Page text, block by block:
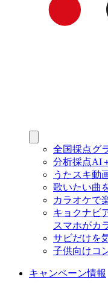
全国採点グ
分析採点AI
うたスキ動
歌いたい曲
カラオケで
キョクナビ
スマホがカ
サビだけを
子供向けコ
キャンペーン情報